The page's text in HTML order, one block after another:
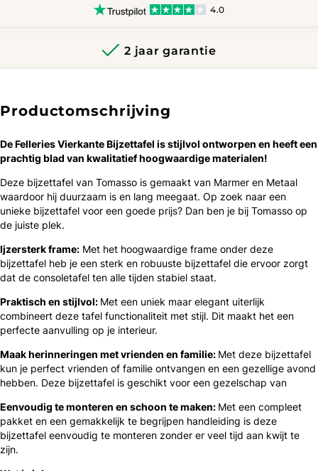
4.0
2 jaar garantie
Productomschrijving
De Felleries Vierkante Bijzettafel is ​​stijlvol ontworpen en heeft een
prachtig blad van kwalitatief hoogwaardige materialen!
Deze bijzettafel van Tomasso is gemaakt van Marmer en Metaal
waardoor hij duurzaam is en lang meegaat. Op zoek naar een
unieke bijzettafel voor een goede prijs? Dan ben je bij Tomasso op
de juiste plek.
Ijzersterk frame: Met het hoogwaardige frame onder deze
bijzettafel heb je een sterk en robuuste bijzettafel die ervoor zorgt
dat de consoletafel ten alle tijden stabiel staat.
Praktisch en stijlvol: Met een uniek maar elegant uiterlijk
combineert deze tafel functionaliteit met stijl. Dit maakt het een
perfecte aanvulling op je interieur.
Maak herinneringen met vrienden en familie: Met deze bijzettafel
kun je perfect vrienden of familie ontvangen en een gezellige avond
hebben. Deze bijzettafel is geschikt voor een gezelschap van
Eenvoudig te monteren en schoon te maken: Met een compleet
pakket en een gemakkelijk te begrijpen handleiding is deze
bijzettafel eenvoudig te monteren zonder er veel tijd aan kwijt te
zijn.